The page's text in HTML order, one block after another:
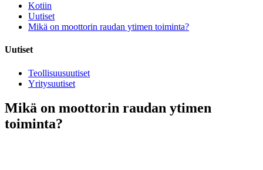
Kotiin
Uutiset
Mikä on moottorin raudan ytimen toiminta?
Uutiset
Teollisuusuutiset
Yritysuutiset
Mikä on moottorin raudan ytimen
toiminta?